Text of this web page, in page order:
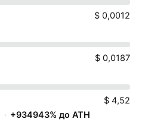
$ 0,0012
$ 0,0187
$ 4,52
· +934943% до ATH